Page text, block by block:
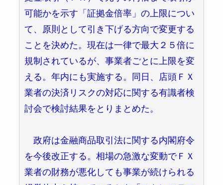
可能かを示す「証拠金倍率」の上限につい
て、原則として引き下げる方向で変更する
ことを決めた。現在は一律で最大２５倍に
規制されているが、事業者ごとに上限を変
える。年内にも実施する。同日、店頭ＦＸ
業者の決済リスクの対応に関する有識者検
討会で検討結果をとりまとめた。
政府は金融商品取引法に関する内閣府令
を今後改正する。相場の急激な変動でＦＸ
業者の財務が悪化しても事業が続けられる